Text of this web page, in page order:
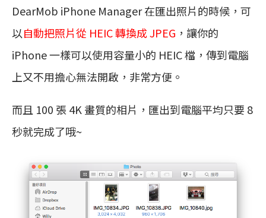
DearMob iPhone Manager 在匯出照片的時候，可
以自動把照片從 HEIC 轉換成 JPEG ，讓你的
iPhone 一樣可以使用容量小的 HEIC 檔，傳到電腦
上又不用擔心無法開啟，非常方便。
而且 100 張 4K 畫質的相片，匯出到電腦平均只要 8
秒就完成了哦~